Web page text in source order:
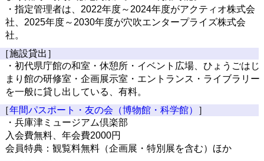
・指定管理者は、2022年度～2024年度がアクティオ株式会
社、2025年度～2030年度が穴吹エンタープライズ株式会
社。
［施設貸出］
・初代県庁館の和室・休憩所・イベント広場、ひょうごはじ
まり館の研修室・企画展示室・エントランス・ライブラリー
を一般に貸し出している、有料。
［年間パスポート・友の会（博物館・科学館）
］
・兵庫津ミュージアム倶楽部
入会費無料、年会費2000円
会員特典：観覧料無料（企画展・特別展を含む）ほか